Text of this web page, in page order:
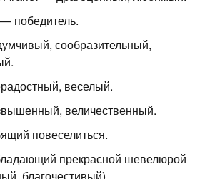
победитель.
сообразительный,
веселый.
величественный.
повеселиться.
прекрасной шевелюрой